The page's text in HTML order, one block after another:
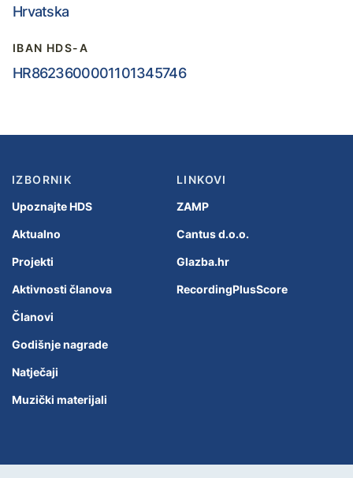
Hrvatska
IBAN HDS-A
HR8623600001101345746
IZBORNIK
Upoznajte HDS
Aktualno
Projekti
Aktivnosti članova
Članovi
Godišnje nagrade
Natječaji
Muzički materijali
LINKOVI
ZAMP
Cantus d.o.o.
Glazba.hr
RecordingPlusScore